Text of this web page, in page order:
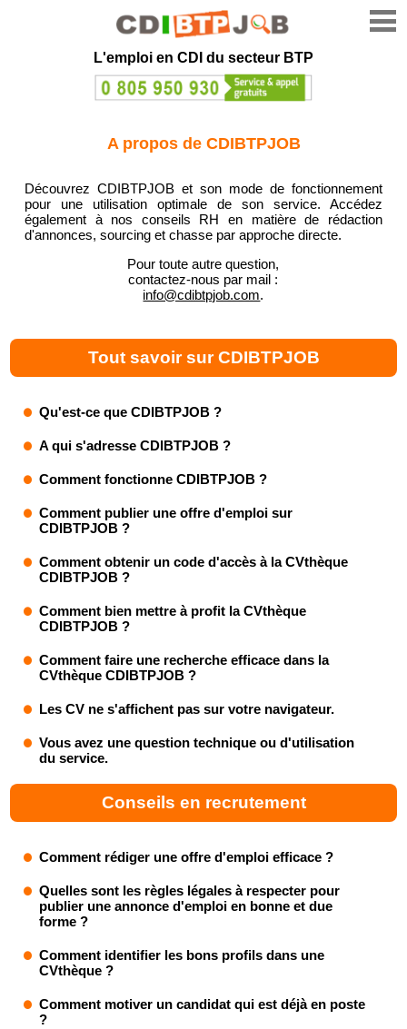
L'emploi en CDI du secteur BTP
A propos de CDIBTPJOB
Découvrez CDIBTPJOB et son mode de fonctionnement
pour une utilisation optimale de son service. Accédez
également à nos conseils RH en matière de rédaction
d'annonces, sourcing et chasse par approche directe.
Pour toute autre question,
contactez-nous par mail :
info@cdibtpjob.com.
Tout savoir sur CDIBTPJOB
Qu'est-ce que CDIBTPJOB ?
A qui s'adresse CDIBTPJOB ?
Comment fonctionne CDIBTPJOB ?
Comment publier une offre d'emploi sur
CDIBTPJOB ?
Comment obtenir un code d'accès à la CVthèque
CDIBTPJOB ?
Comment bien mettre à profit la CVthèque
CDIBTPJOB ?
Comment faire une recherche efficace dans la
CVthèque CDIBTPJOB ?
Les CV ne s'affichent pas sur votre navigateur.
Vous avez une question technique ou d'utilisation
du service.
Conseils en recrutement
Comment rédiger une offre d'emploi efficace ?
Quelles sont les règles légales à respecter pour
publier une annonce d'emploi en bonne et due
forme ?
Comment identifier les bons profils dans une
CVthèque ?
Comment motiver un candidat qui est déjà en poste
?